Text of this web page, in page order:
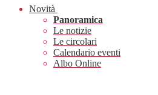
Novità
Panoramica
Le notizie
Le circolari
Calendario eventi
Albo Online